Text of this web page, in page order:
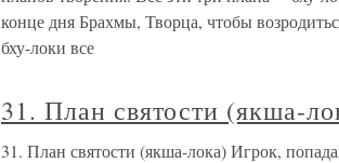
конце дня Брахмы, Творца, чтобы
бху-локи все
31. План святости (якша-
31. План святости (якша-лока) Игрок,